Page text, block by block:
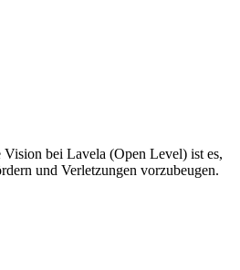
bei Lavela (Open Level) ist es,
und Verletzungen vorzubeugen.